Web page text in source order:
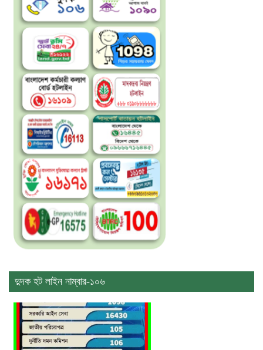
দুদক হট লাইন নাম্বার-১০৬